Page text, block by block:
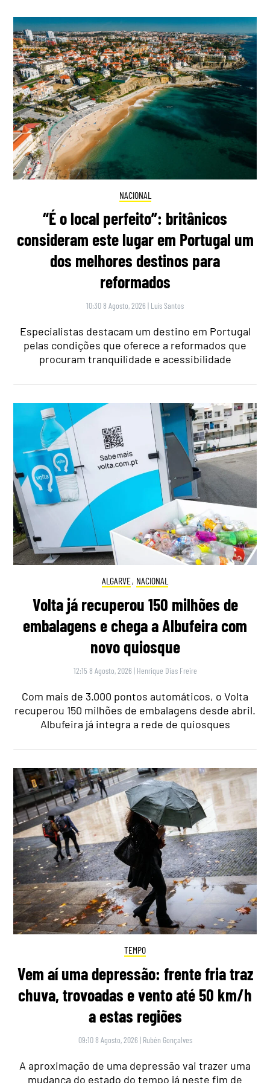
NACIONAL
“É o local perfeito”: britânicos
consideram este lugar em Portugal um
dos melhores destinos para
reformados
10:30 8 Agosto, 2026 | Luís Santos
Especialistas destacam um destino em Portugal
pelas condições que oferece a reformados que
procuram tranquilidade e acessibilidade
ALGARVE, NACIONAL
Volta já recuperou 150 milhões de
embalagens e chega a Albufeira com
novo quiosque
12:15 8 Agosto, 2026 | Henrique Dias Freire
Com mais de 3.000 pontos automáticos, o Volta
recuperou 150 milhões de embalagens desde abril.
Albufeira já integra a rede de quiosques
TEMPO
Vem aí uma depressão: frente fria traz
chuva, trovoadas e vento até 50 km/h
a estas regiões
09:10 8 Agosto, 2026 | Rubén Gonçalves
A aproximação de uma depressão vai trazer uma
mudança do estado do tempo já neste fim de